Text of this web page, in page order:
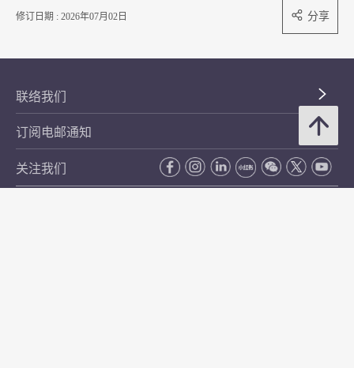
修订日期 : 2026年07月02日 分享
联络我们
订阅电邮通知
关注我们